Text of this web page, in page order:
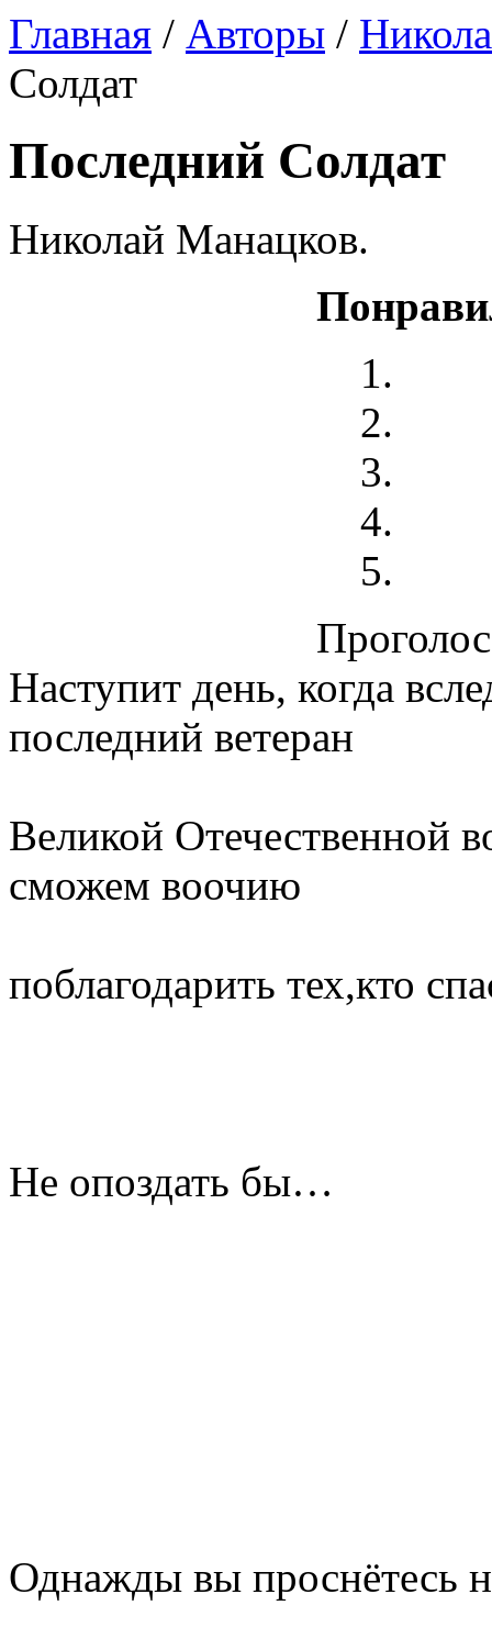
Главная / Авторы /
Солдат
Последний Солдат
Николай Манацков.
Наступит день, когда
последний ветеран
Великой Отечественной
сможем воочию
поблагодарить тех,кто
Не опоздать бы…
Однажды вы проснётесь